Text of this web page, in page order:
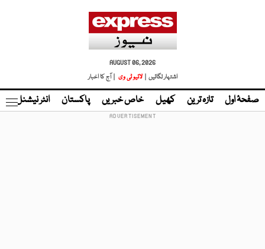
AUGUST 06, 2026
اشتہار لگائیں |
لائیو ٹی وی | آج کا اخبار
صفحۂ اول تازہ ترین کھیل خاص خبریں پاکستان انٹر نیشنل